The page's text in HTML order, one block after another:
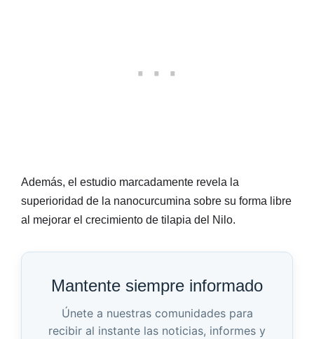
Además, el estudio marcadamente revela la
superioridad de la nanocurcumina sobre su forma libre
al mejorar el crecimiento de tilapia del Nilo.
Mantente siempre informado
Únete a nuestras comunidades para
recibir al instante las noticias, informes y